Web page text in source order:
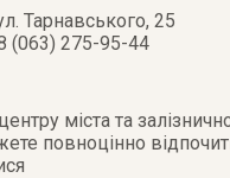
Тарнавського, 25
(063) 275-95-44
міста та
повноцінно